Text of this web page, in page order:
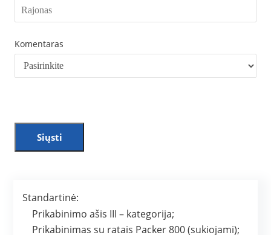
Komentaras
Siųsti
Standartinė:
Prikabinimo ašis III – kategorija;
Prikabinimas su ratais Packer 800 (sukiojami);